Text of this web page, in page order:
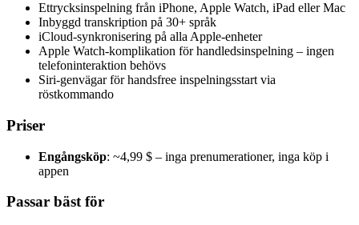
Ettrycksinspelning från iPhone, Apple Watch, iPad eller Mac
Inbyggd transkription på 30+ språk
iCloud-synkronisering på alla Apple-enheter
Apple Watch-komplikation för handledsinspelning – ingen
telefoninteraktion behövs
Siri-genvägar för handsfree inspelningsstart via
röstkommando
Priser
Engångsköp: ~4,99 $ – inga prenumerationer, inga köp i
appen
Passar bäst för